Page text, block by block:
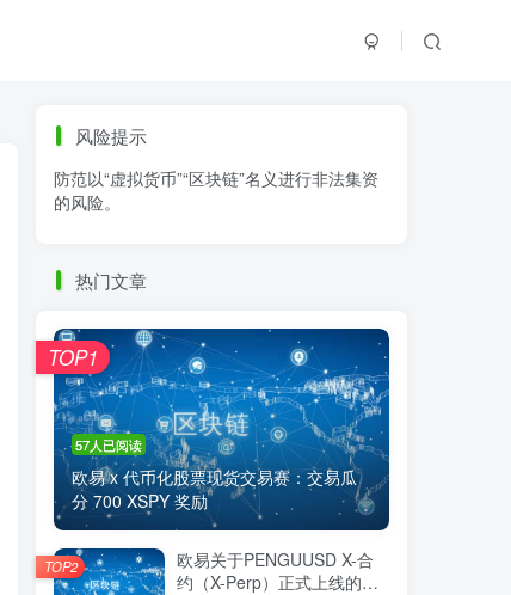
零基础学K线 链上交易
白皮书
火必公告
区块链科普
风险提示
防范以“虚拟货币”“区块链”名义进行非法集资
的风险。
热门文章
57人已阅读
欧易 x 代币化股票现货交易赛：交易瓜
分 700 XSPY 奖励
TOP1
欧易关于PENGUUSD X-合
约（X-Perp）正式上线的公
TOP2